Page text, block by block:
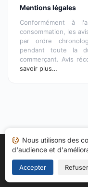
Mentions légales
Conformément à
consommation, les
par ordre
pendant toute la
commerçant. Avis
savoir plus…
Accueil Mes avis
Politique de
Copyright © 2026
Nous utilisons des
d'audience et
Accepter Refuser